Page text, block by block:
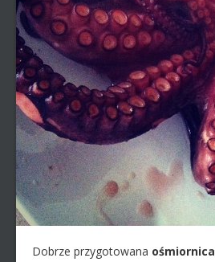
Dobrze przygotowana ośmiornica